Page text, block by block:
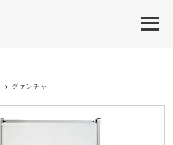
> グァンチャ